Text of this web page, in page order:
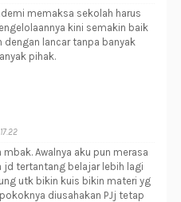
memaksa sekolah harus
kini semakin baik
dengan lancar tanpa banyak
pihak.
Awalnya aku pun merasa
jd tertantang belajar lebih lagi
utk bikin kuis bikin materi yg
pokoknya diusahakan PJj tetap